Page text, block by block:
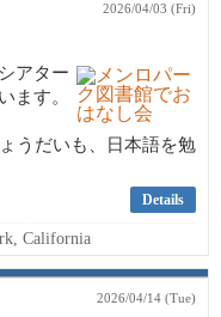
2026/04/03 (Fri)
アター
ます。
うだいも、日本語を勉
Details
California
2026/04/14 (Tue)